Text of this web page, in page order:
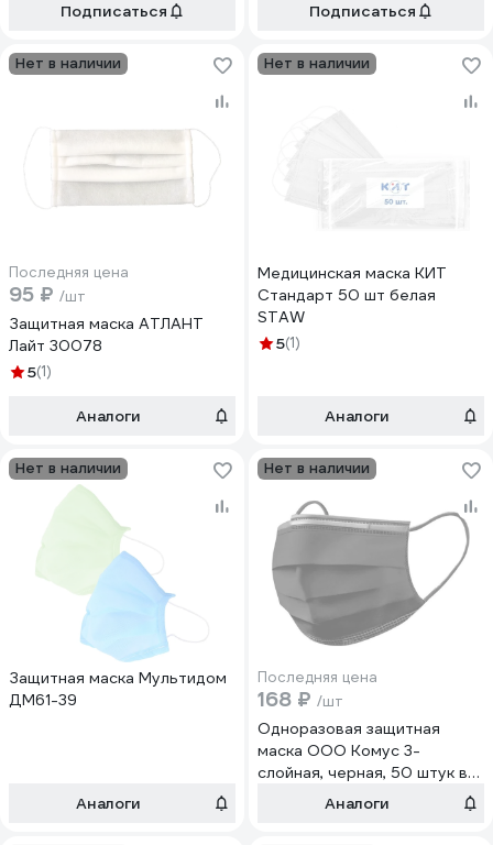
Подписаться Подписаться
Нет в наличии
Последняя цена
95 ₽ /шт
Защитная маска АТЛАНТ
Лайт 30078
5(1)
Аналоги
Нет в наличии
Медицинская маска КИТ
Стандарт 50 шт белая
STAW
5(1)
Аналоги
Нет в наличии
Защитная маска Мультидом
ДМ61-39
Аналоги
Нет в наличии
Последняя цена
168 ₽ /шт
Одноразовая защитная
маска ООО Комус 3-
слойная, черная, 50 штук в
упаковке 1535535
Аналоги